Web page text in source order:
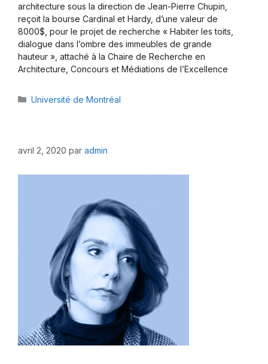
architecture sous la direction de Jean-Pierre Chupin,
reçoit la bourse Cardinal et Hardy, d’une valeur de
8000$, pour le projet de recherche « Habiter les toits,
dialogue dans l’ombre des immeubles de grande
hauteur », attaché à la Chaire de Recherche en
Architecture, Concours et Médiations de l’Excellence
Catégories
Université de Montréal
avril 2, 2020 par admin